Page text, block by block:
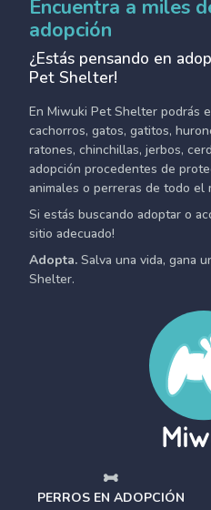
Encuentra a miles
adopción
¿Estás pensando en
Pet Shelter!
En Miwuki Pet Shelter podrás
cachorros, gatos, gatitos,
ratones, chinchillas, jerbos,
adopción procedentes de
animales o perreras de todo el
Si estás buscando adoptar o
sitio adecuado!
Adopta. Salva una vida, gana
Shelter.
PERROS EN ADOPCIÓN